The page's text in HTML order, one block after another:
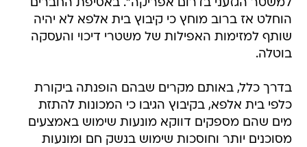
למשטר הגזעני בדרום אפריקה". באסיפת החברים
הוחלט אז ברוב מוחץ כי קיבוץ בית אלפא לא יהיה
שותף למזימות האפילות של משטרי דיכוי והעסקה
בוטלה.
בדרך כלל, באותם מקרים שבהם הופנתה ביקורת
כלפי בית אלפא, בקיבוץ הגיבו כי המכונות להתזת
מים שהם מספקים דווקא מונעות שימוש באמצעים
מסוכנים יותר וחוסכות שימוש בנשק חם ומונעות